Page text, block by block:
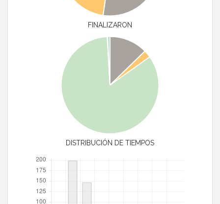
FINALIZARON
DISTRIBUCIÓN DE TIEMPOS